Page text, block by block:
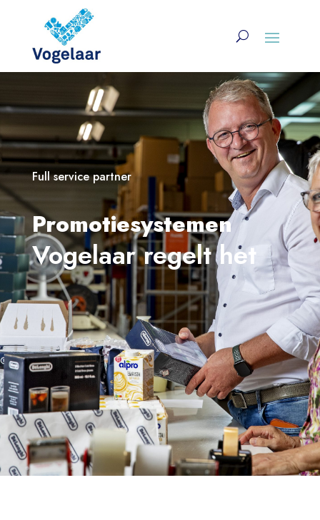
Full service partner
Promotiesystemen
Vogelaar regelt het